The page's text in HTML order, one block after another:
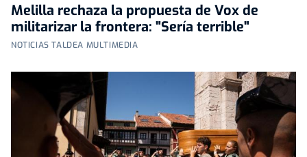
Melilla rechaza la propuesta de Vox de
militarizar la frontera: "Sería terrible"
NOTICIAS TALDEA MULTIMEDIA